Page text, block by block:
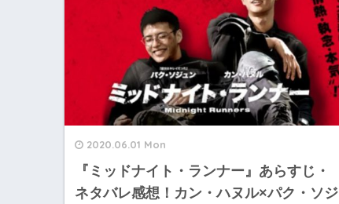
2020.06.01 Mon
『ミッドナイト・ランナー』あらすじ・
ネタバレ感想！カン・ハヌル×パク・ソジ